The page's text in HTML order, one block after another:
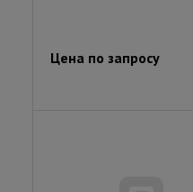
Цена по запросу